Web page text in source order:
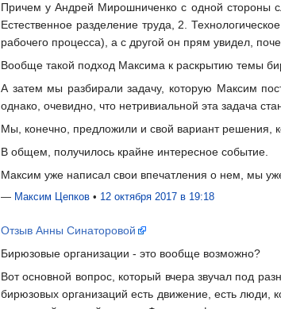
Причем у Андрей Мирошниченко с одной стороны
Естественное разделение труда, 2.
рабочего процесса), а с другой он прям увидел,
Вообще такой подход Максима к раскрытию темы
А затем мы разбирали задачу, которую Максим
однако, очевидно, что нетривиальной эта задача
Мы, конечно, предложили и свой вариант решения,
В общем, получилось крайне интересное событие.
Максим уже написал свои впечатления о нем, мы
— Максим Цепков • 12 октября 2017 в 19:18
Отзыв Анны Синаторовой
Бирюзовые организации - это вообще возможно?
Вот основной вопрос, который вчера звучал под
бирюзовых организаций есть движение, есть люди,